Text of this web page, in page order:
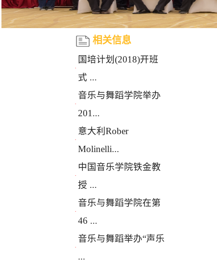
相关信息
·
国培计划(2018)开班
式 ...
·
音乐与舞蹈学院举办
201...
·
意大利Rober
Molinelli...
·
中国音乐学院铁金教
授 ...
·
音乐与舞蹈学院在第
46 ...
·
音乐与舞蹈举办“声乐
...